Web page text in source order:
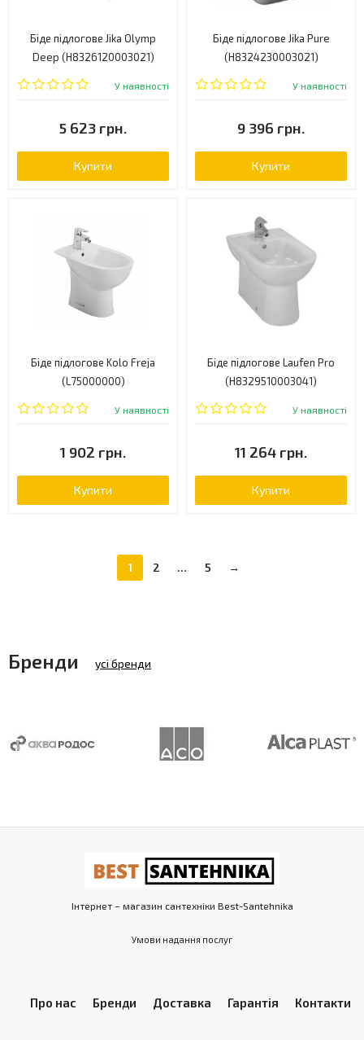
Біде підлогове Jika Olymp
Deep (H8326120003021)
У наявності
5 623 грн.
Купити
Біде підлогове Jika Pure
(H8324230003021)
У наявності
9 396 грн.
Купити
Біде підлогове Kolo Freja
(L75000000)
У наявності
1 902 грн.
Купити
Біде підлогове Laufen Pro
(H8329510003041)
У наявності
11 264 грн.
Купити
1 2 ... 5 →
Бренди усі бренди
Інтернет – магазин сантехніки Best-Santehnika
Умови надання послуг
Про нас Бренди Доставка Гарантія Контакти